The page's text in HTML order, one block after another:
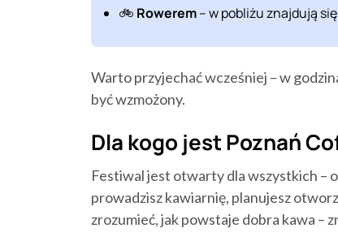
🚲 Rowerem– w pobliżu znajdują
Warto przyjechać wcześniej – w
być wzmożony.
Dla kogo jest Poznań
Festiwal jest otwarty dla wszystkich –
prowadzisz kawiarnię, planujesz
zrozumieć, jak powstaje dobra kawa –